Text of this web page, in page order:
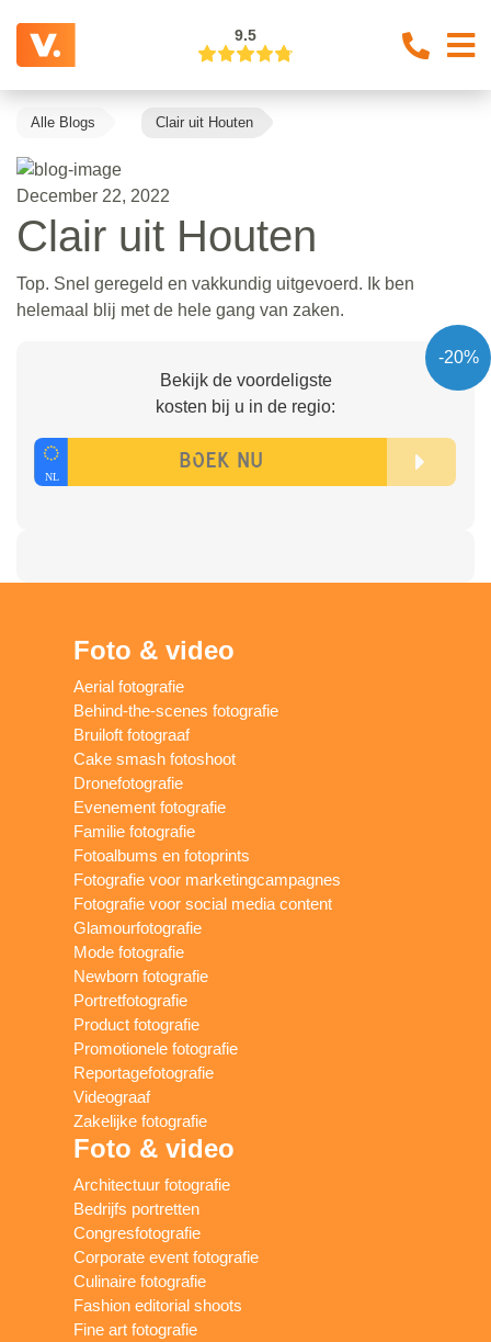
9.5
Alle Blogs Clair uit Houten
December 22, 2022
Clair uit Houten
Top. Snel geregeld en vakkundig uitgevoerd. Ik ben
helemaal blij met de hele gang van zaken.
-20%
Bekijk de voordeligste
kosten bij u in de regio:
Foto & video
Aerial fotografie
Behind-the-scenes fotografie
Bruiloft fotograaf
Cake smash fotoshoot
Dronefotografie
Evenement fotografie
Familie fotografie
Fotoalbums en fotoprints
Fotografie voor marketingcampagnes
Fotografie voor social media content
Glamourfotografie
Mode fotografie
Newborn fotografie
Portretfotografie
Product fotografie
Promotionele fotografie
Reportagefotografie
Videograaf
Zakelijke fotografie
Foto & video
Architectuur fotografie
Bedrijfs portretten
Congresfotografie
Corporate event fotografie
Culinaire fotografie
Fashion editorial shoots
Fine art fotografie